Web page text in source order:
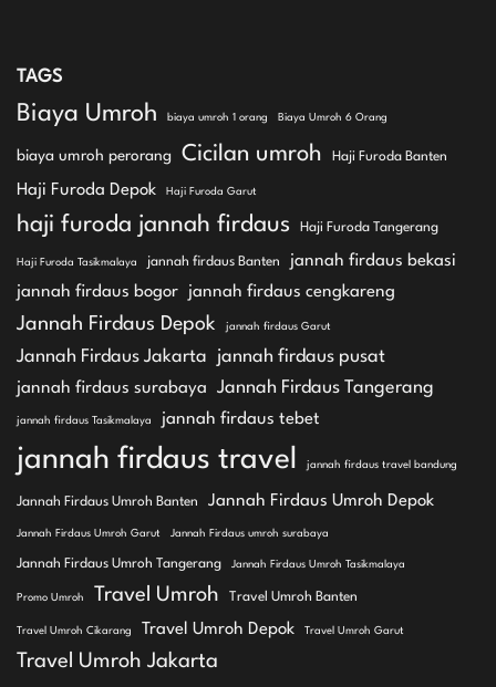
TAGS
Biaya Umroh biaya umroh 1 orang Biaya Umroh 6 Orang
biaya umroh perorang Cicilan umroh Haji Furoda Banten
Haji Furoda Depok Haji Furoda Garut
haji furoda jannah firdaus Haji Furoda Tangerang
Haji Furoda Tasikmalaya jannah firdaus Banten
jannah firdaus bekasi
jannah firdaus bogor
jannah firdaus cengkareng
Jannah Firdaus Depok jannah firdaus Garut
Jannah Firdaus Jakarta jannah firdaus pusat
jannah firdaus surabaya Jannah Firdaus Tangerang
jannah firdaus Tasikmalaya jannah firdaus tebet
jannah firdaus travel jannah firdaus travel bandung
Jannah Firdaus Umroh Banten Jannah Firdaus Umroh Depok
Jannah Firdaus Umroh Garut Jannah Firdaus umroh surabaya
Jannah Firdaus Umroh Tangerang Jannah Firdaus Umroh Tasikmalaya
Promo Umroh Travel Umroh Travel Umroh Banten
Travel Umroh Cikarang Travel Umroh Depok Travel Umroh Garut
Travel Umroh Jakarta